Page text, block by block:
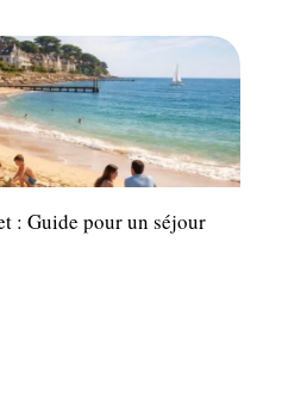
: Guide pour un séjour